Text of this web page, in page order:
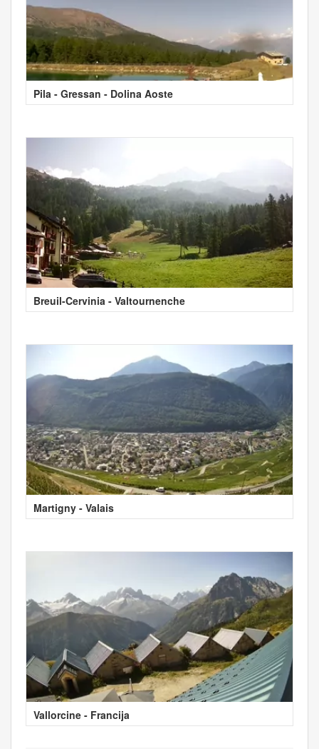
Pila - Gressan - Dolina Aoste
Breuil-Cervinia - Valtournenche
Martigny - Valais
Vallorcine - Francija